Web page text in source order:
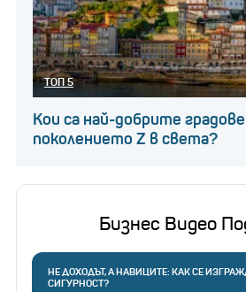
ТОП 5
Кои са най-добрите
поколението Z в света?
Бизнес Видео
НЕ ДОХОДЪТ, А НАВИЦИТЕ: КАК СЕ
СИГУРНОСТ?